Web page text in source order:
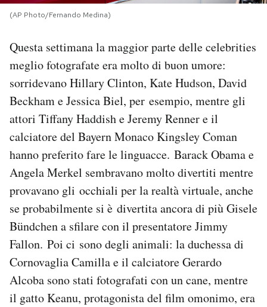
I MIEI PREFERITI
SHOP
CALENDARIO
AREA PERSONALE
Area Personale
Newsletter
Notifiche mobile
Regala il Post
Hai bisogno di aiuto?
Esci
(AP Photo/Fernando Medina)
Questa settimana la maggior parte delle celebrities
meglio fotografate era molto di buon umore:
sorridevano Hillary Clinton, Kate Hudson, David
Beckham e Jessica Biel, per esempio, mentre gli
attori Tiffany Haddish e Jeremy Renner e il
calciatore del Bayern Monaco Kingsley Coman
hanno preferito fare le linguacce. Barack Obama e
Angela Merkel sembravano molto divertiti mentre
provavano gli occhiali per la realtà virtuale, anche
se probabilmente si è divertita ancora di più Gisele
Bündchen a sfilare con il presentatore Jimmy
Fallon. Poi ci sono degli animali: la duchessa di
Cornovaglia Camilla e il calciatore Gerardo
Alcoba sono stati fotografati con un cane, mentre
il gatto Keanu, protagonista del film omonimo, era